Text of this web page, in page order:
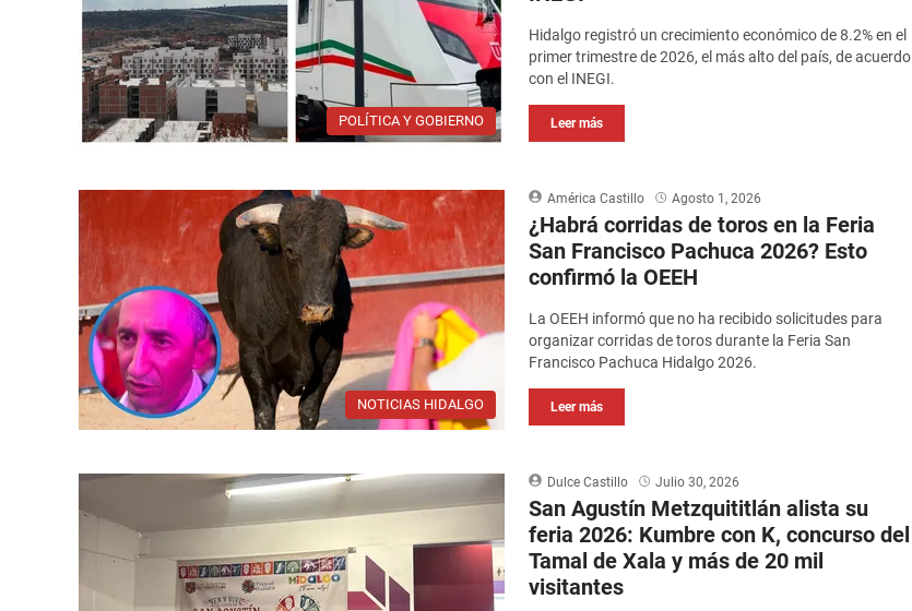
POLÍTICA Y GOBIERNO
Hidalgo registró un crecimiento económico de 8.2% en el
primer trimestre de 2026, el más alto del país, de acuerdo
con el INEGI.
Leer más
NOTICIAS HIDALGO
América Castillo Agosto 1, 2026
¿Habrá corridas de toros en la Feria
San Francisco Pachuca 2026? Esto
confirmó la OEEH
La OEEH informó que no ha recibido solicitudes para
organizar corridas de toros durante la Feria San
Francisco Pachuca Hidalgo 2026.
Leer más
Dulce Castillo Julio 30, 2026
San Agustín Metzquititlán alista su
feria 2026: Kumbre con K, concurso del
Tamal de Xala y más de 20 mil
visitantes